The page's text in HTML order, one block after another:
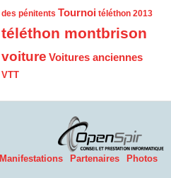
des pénitents Tournoi téléthon 2013
téléthon montbrison
voiture Voitures anciennes
VTT
Manifestations Partenaires
Photos